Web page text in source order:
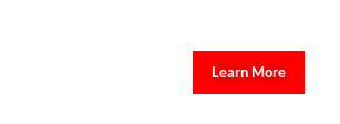
Learn More